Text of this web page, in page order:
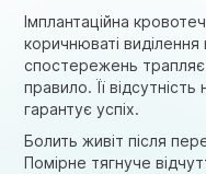
Імплантаційна
коричнюваті виділення
спостережень
правило. Її
гарантує успіх.
Болить живіт після
Помірне тягнуче